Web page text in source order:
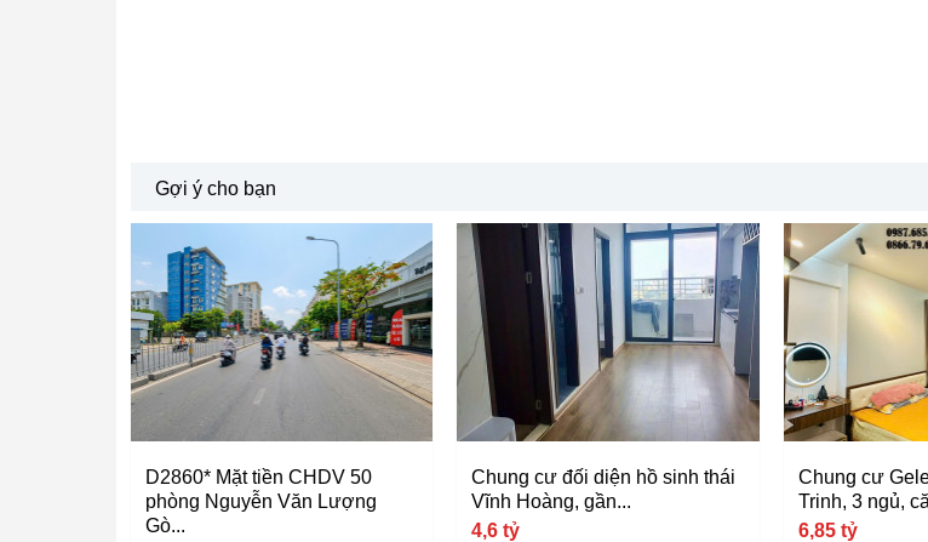
Gợi ý cho bạn
D2860* Mặt tiền CHDV 50
phòng Nguyễn Văn Lượng
Gò...
Chung cư đối diện hồ sinh thái
Vĩnh Hoàng, gần...
4,6 tỷ
Chung cư
Trinh, 3 ngủ,
6,85 tỷ